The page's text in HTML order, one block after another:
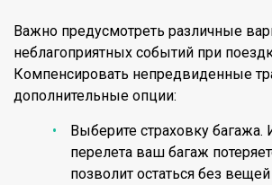
Важно предусмотреть различные
неблагоприятных событий при
Компенсировать непредвиденные
дополнительные опции:
Выберите страховку
перелета ваш багаж
позволит остаться без